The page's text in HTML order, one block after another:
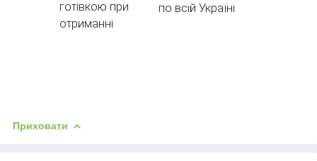
готівкою при
отриманні
по всій Україні
Приховати